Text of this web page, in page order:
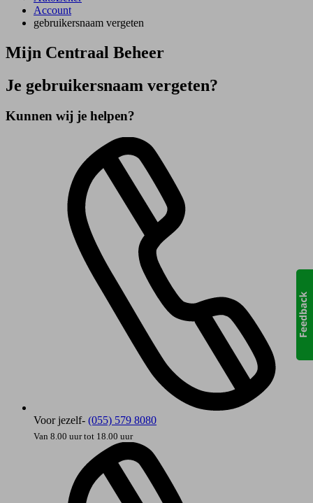
Account
gebruikersnaam vergeten
Mijn Centraal Beheer
Je gebruikersnaam vergeten?
Kunnen wij je helpen?
Voor jezelf- (055) 579 8080
Van 8.00 uur tot 18.00 uur